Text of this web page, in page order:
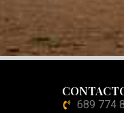
689 774